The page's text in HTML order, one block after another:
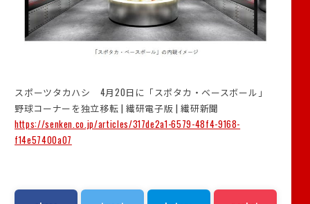
スポーツタカハシ 4月20日に「スポタカ・ベースボール」
野球コーナーを独立移転 | 繊研電子版 | 繊研新聞
https://senken.co.jp/articles/317de2a1-6579-48f4-9168-
f14e57400a07